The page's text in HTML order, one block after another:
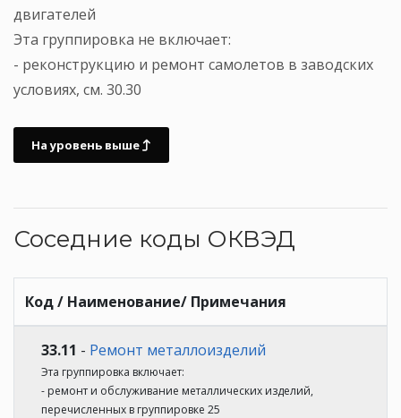
двигателей
Эта группировка не включает:
- реконструкцию и ремонт самолетов в заводских
условиях, см. 30.30
На уровень выше
Соседние коды ОКВЭД
Код / Наименование/ Примечания
33.11 - Ремонт металлоизделий
Эта группировка включает:
- ремонт и обслуживание металлических изделий,
перечисленных в группировке 25